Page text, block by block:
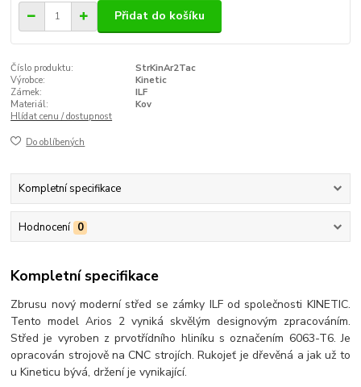
Přidat do košíku
Číslo produktu:
StrKinAr2Tac
Výrobce:
Kinetic
Zámek:
ILF
Materiál:
Kov
Hlídat cenu / dostupnost
Do oblíbených
Kompletní specifikace
Hodnocení 0
Kompletní specifikace
Zbrusu nový moderní střed se zámky ILF od společnosti KINETIC.
Tento model Arios 2 vyniká skvělým designovým zpracováním.
Střed je vyroben z prvotřídního hliníku s označením 6063-T6. Je
opracován strojově na CNC strojích. Rukojeť je dřevěná a jak už to
u Kineticu bývá, držení je vynikající.